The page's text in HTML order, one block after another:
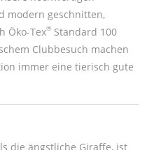
modern geschnitten,
Öko-Tex® Standard 100
Clubbesuch machen
immer eine tierisch gute
die ängstliche Giraffe, ist